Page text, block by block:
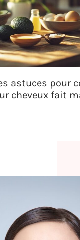
astuces pour
cheveux fait